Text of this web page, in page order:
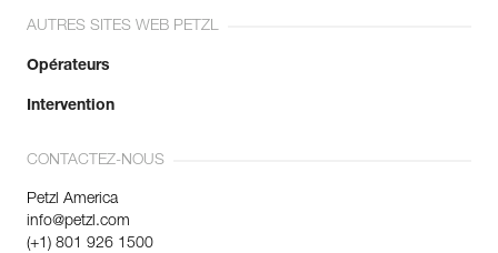
AUTRES SITES WEB PETZL
Opérateurs
Intervention
CONTACTEZ-NOUS
Petzl America
info@petzl.com
(+1) 801 926 1500